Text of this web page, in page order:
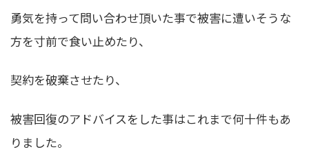
勇気を持って問い合わせ頂いた事で被害に遭いそうな
方を寸前で食い止めたり、
契約を破棄させたり、
被害回復のアドバイスをした事はこれまで何十件もあ
りました。